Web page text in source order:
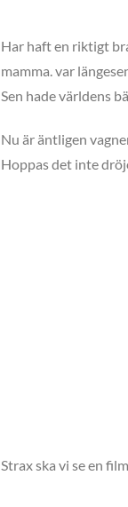
Har haft en riktigt
mamma. var
Sen hade världens
Nu är äntligen
Hoppas det inte
Strax ska vi se en